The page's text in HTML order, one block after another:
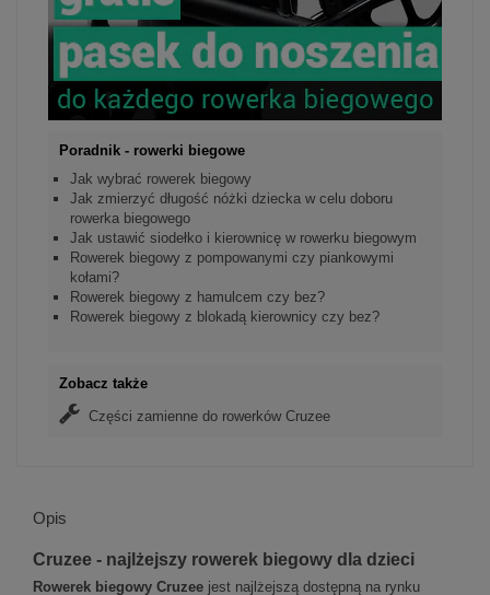
Poradnik - rowerki biegowe
Jak wybrać rowerek biegowy
Jak zmierzyć długość nóżki dziecka w celu doboru
rowerka biegowego
Jak ustawić siodełko i kierownicę w rowerku biegowym
Rowerek biegowy z pompowanymi czy piankowymi
kołami?
Rowerek biegowy z hamulcem czy bez?
Rowerek biegowy z blokadą kierownicy czy bez?
Zobacz także
Części zamienne do rowerków Cruzee
Opis
Cruzee - najlżejszy rowerek biegowy dla dzieci
Rowerek biegowy Cruzee jest najlżejszą dostępną na rynku